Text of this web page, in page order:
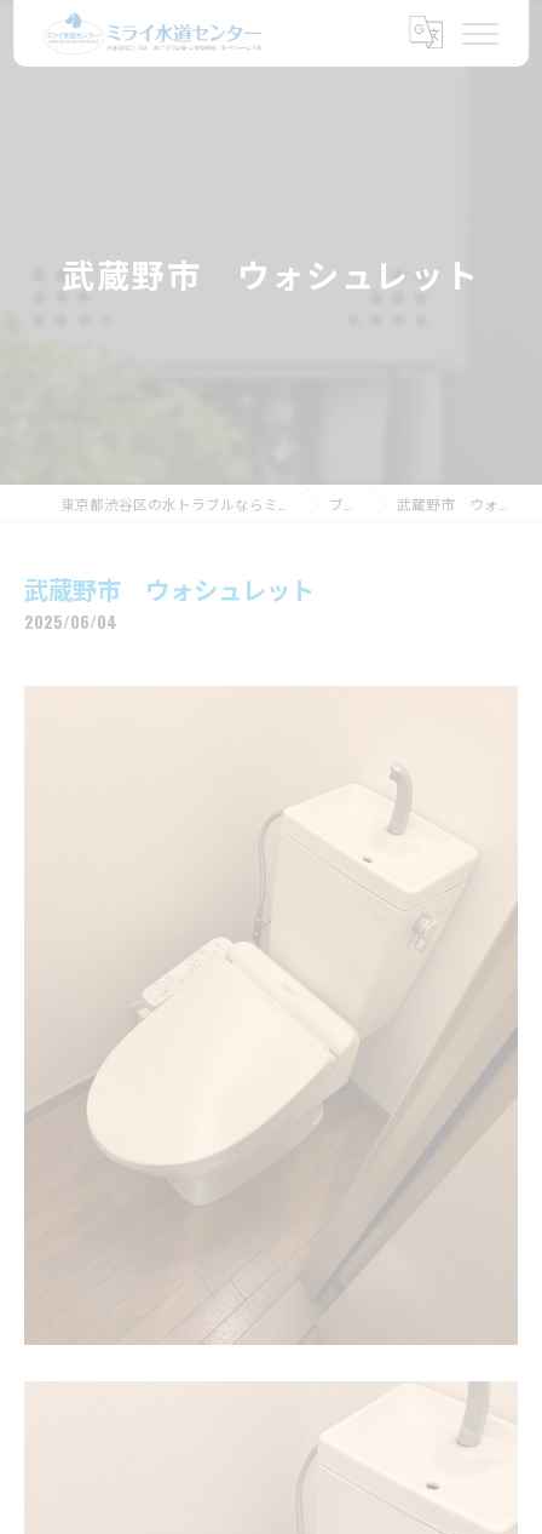
武蔵野市 ウォシュレット
ブログ 武蔵野市 ウォシュレット
武蔵野市 ウォシュレット
2025/06/04